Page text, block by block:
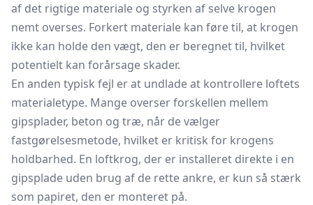
af det rigtige materiale og styrken af selve krogen
nemt overses. Forkert materiale kan føre til, at krogen
ikke kan holde den vægt, den er beregnet til, hvilket
potentielt kan forårsage skader.
En anden typisk fejl er at undlade at kontrollere loftets
materialetype. Mange overser forskellen mellem
gipsplader, beton og træ, når de vælger
fastgørelsesmetode, hvilket er kritisk for krogens
holdbarhed. En loftkrog, der er installeret direkte i en
gipsplade uden brug af de rette ankre, er kun så stærk
som papiret, den er monteret på.